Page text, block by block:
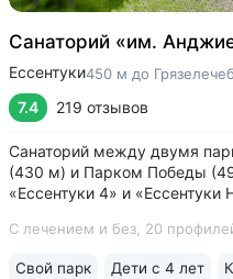
Санаторий «им.
Ессентуки450 м до
7.4 219 отзывов
Санаторий между двумя
(430 м) и Парком Победы
«Ессентуки 4» и «Ессентуки
• Включено трёхразовое
С лечением и без, 20
Свой парк Дети с 4 лет